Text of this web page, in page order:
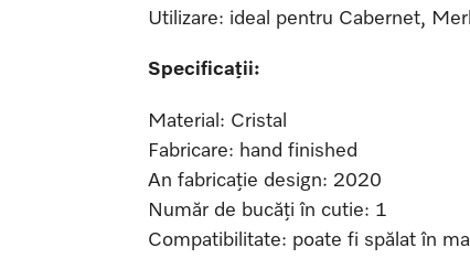
Utilizare: ideal pentru Cabernet,
Specificații:
Material: Cristal
Fabricare: hand finished
An fabricație design: 2020
Număr de bucăți în cutie: 1
Compatibilitate: poate fi spălat în